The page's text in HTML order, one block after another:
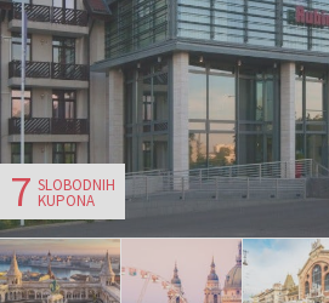
7 SLOBODNIH
KUPONA